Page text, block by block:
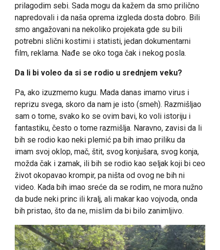
prilagodim sebi. Sada mogu da kažem da smo prilično
napredovali i da naša oprema izgleda dosta dobro. Bili
smo angažovani na nekoliko projekata gde su bili
potrebni slični kostimi i statisti, jedan dokumentarni
film, reklama. Nađe se oko toga čak i nekog posla.
Da li bi voleo da si se rodio u srednjem veku?
Pa, ako izuzmemo kugu. Mada danas imamo virus i
reprizu svega, skoro da nam je isto (smeh). Razmišljao
sam o tome, svako ko se ovim bavi, ko voli istoriju i
fantastiku, često o tome razmišlja. Naravno, zavisi da li
bih se rodio kao neki plemić pa bih imao priliku da
imam svoj oklop, mač, štit, svog konjušara, svog konja,
možda čak i zamak, ili bih se rodio kao seljak koji bi ceo
život okopavao krompir, pa ništa od ovog ne bih ni
video. Kada bih imao sreće da se rodim, ne mora nužno
da bude neki princ ili kralj, ali makar kao vojvoda, onda
bih pristao, što da ne, mislim da bi bilo zanimljivo.